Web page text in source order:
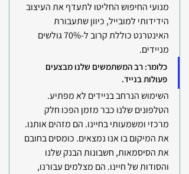
מנועי החיפוש החליטו לתעדף את העיצוב
הידידותי למובייל, כיוון שתעבורת
האינטרנט כוללת קרוב ל-70% גולשים
מניידים.
כלומר: רב המשתמשים שלנו מבצעים
פעולות בנייד.
השימוש הנרחב בניידים לא מפתיע.
הטלפונים שלנו כבר מזמן הפכו חלק
מרכזי ומשמעותי בחיינו. הם מזהים אותנו.
את המיקום בו אנו נמצאים. כומסים בחובם
את הסיסמאות, חשבונות הבנק שלנו
והסודות של חיינו. הם מצלמים עבורנו,